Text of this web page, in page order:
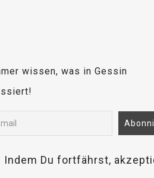
wissen, was in Gessin
Indem Du fortfährst,